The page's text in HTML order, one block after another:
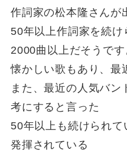
作詞家の松本隆さんが
50年以上作詞家を続
2000曲以上だそうです
懐かしい歌もあり、最
また、最近の人気バン
考にすると言った
50年以上も続けられ
発揮されている